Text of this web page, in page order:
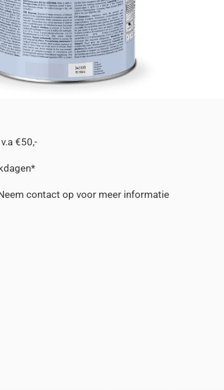
€50,-
contact op voor meer informatie